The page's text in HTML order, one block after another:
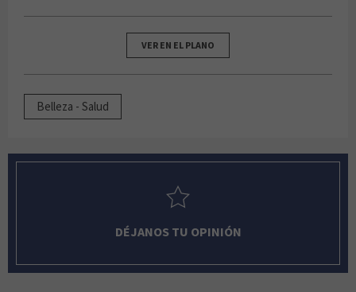
VER EN EL PLANO
Belleza - Salud
DÉJANOS TU OPINIÓN